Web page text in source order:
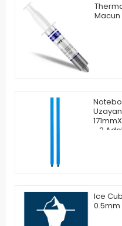
Macun
- 2
Ice
0.5mm